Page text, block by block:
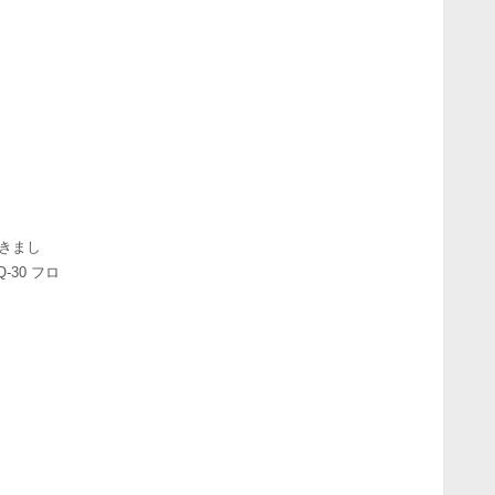
まし
30 フロ